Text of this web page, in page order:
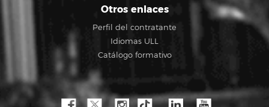
Otros enlaces
Perfil del contratante
Idiomas ULL
Catálogo formativo